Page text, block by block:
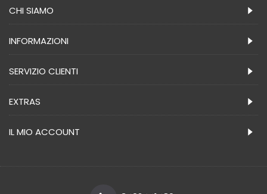
CHI SIAMO
INFORMAZIONI
SERVIZIO CLIENTI
EXTRAS
IL MIO ACCOUNT